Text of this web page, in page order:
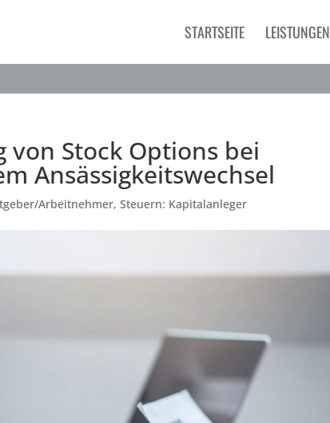
STARTSEITE LEISTUNGEN
Stock Options bei
Ansässigkeitswechsel
Arbeitnehmer,Steuern: Kapitalanleger